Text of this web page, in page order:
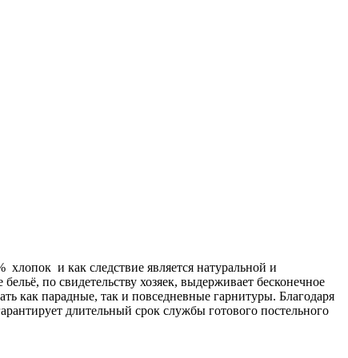
и как следствие является натуральной и
по свидетельству хозяек, выдерживает бесконечное
как парадные, так и повседневные гарнитуры. Благодаря
длительный срок службы готового постельного